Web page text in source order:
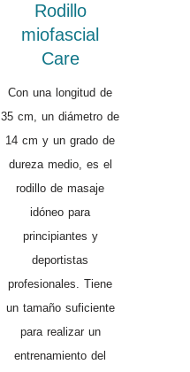
Rodillo
miofascial
Care
Con una longitud de
35 cm, un diámetro de
14 cm y un grado de
dureza medio, es el
rodillo de masaje
idóneo para
principiantes y
deportistas
profesionales. Tiene
un tamaño suficiente
para realizar un
entrenamiento del